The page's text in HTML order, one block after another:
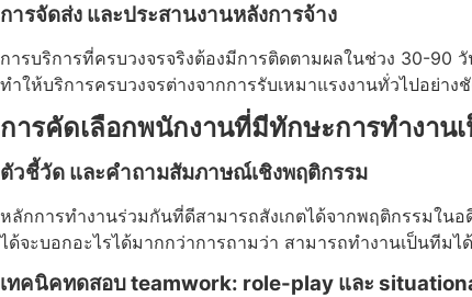
การจัดส่ง และประสานงานหลังการจ้าง
การบริการที่ครบวงจรจริงต้องมีการติดตามผลในช่วง 30-90
ทำให้บริการครบวงจรต่างจากการรับเหมาแรงงานทั่วไปอย่าง
การคัดเลือกพนักงานที่มีทักษะการทำงาน
ตัวชี้วัด และคำถามสัมภาษณ์เชิงพฤติกรรม
หลักการทำงานร่วมกันที่ดีสามารถสังเกตได้จากพฤติกรรมใน
ได้จะบอกอะไรได้มากกว่าการถามว่า สามารถทำงานเป็นทีมไ
เทคนิคทดสอบ teamwork: role-play และ